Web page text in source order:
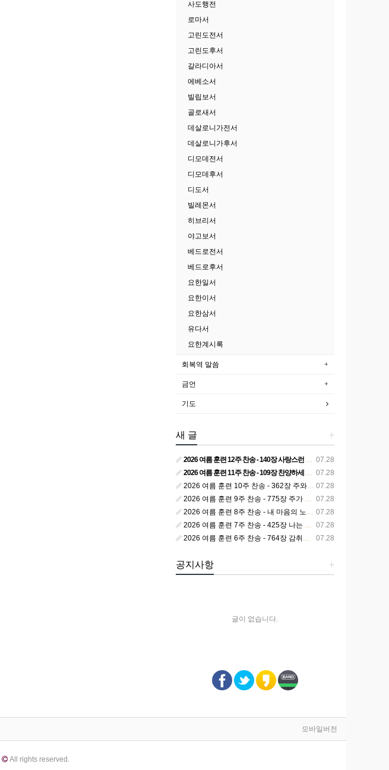
사도행전
로마서
고린도전서
고린도후서
갈라디아서
에베소서
빌립보서
골로새서
데살로니가전서
데살로니가후서
디모데전서
디모데후서
디도서
빌레몬서
히브리서
야고보서
베드로전서
베드로후서
요한일서
요한이서
요한삼서
유다서
요한계시록
회복역 말씀
금언
기도
+
새 글
07.28
2026 여름 훈련 12주 찬송 - 140장 사랑스런 나의 신랑
07.28
2026 여름 훈련 11주 찬송 - 109장 찬양하세 주의 승리
07.28
2026 여름 훈련 10주 찬송 - 362장 주와 함께 못 박혀서
07.28
2026 여름 훈련 9주 찬송 - 775장 주가 구속하신 백성
07.28
2026 여름 훈련 8주 찬송 - 내 마음의 노래 393장 참 영광스런 우리 왕
07.28
2026 여름 훈련 7주 찬송 - 425장 나는 피조된 그릇
07.28
2026 여름 훈련 6주 찬송 - 764장 감취었던 비밀 나타났으니
+
공지사항
글이 없습니다.
모바일버전
All rights reserved.